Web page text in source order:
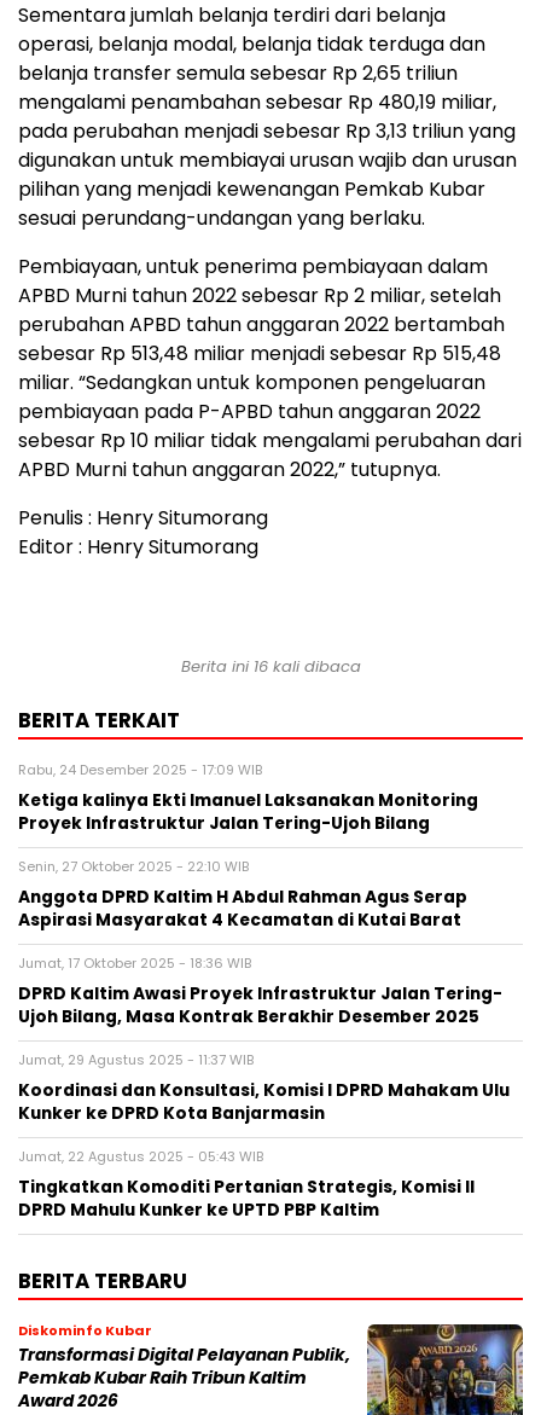
Sementara jumlah belanja terdiri dari belanja
operasi, belanja modal, belanja tidak terduga dan
belanja transfer semula sebesar Rp 2,65 triliun
mengalami penambahan sebesar Rp 480,19 miliar,
pada perubahan menjadi sebesar Rp 3,13 triliun yang
digunakan untuk membiayai urusan wajib dan urusan
pilihan yang menjadi kewenangan Pemkab Kubar
sesuai perundang-undangan yang berlaku.
Pembiayaan, untuk penerima pembiayaan dalam
APBD Murni tahun 2022 sebesar Rp 2 miliar, setelah
perubahan APBD tahun anggaran 2022 bertambah
sebesar Rp 513,48 miliar menjadi sebesar Rp 515,48
miliar. “Sedangkan untuk komponen pengeluaran
pembiayaan pada P-APBD tahun anggaran 2022
sebesar Rp 10 miliar tidak mengalami perubahan dari
APBD Murni tahun anggaran 2022,” tutupnya.
Penulis : Henry Situmorang
Editor : Henry Situmorang
Berita ini 16 kali dibaca
BERITA TERKAIT
Rabu, 24 Desember 2025 - 17:09 WIB
Ketiga kalinya Ekti Imanuel Laksanakan Monitoring
Proyek Infrastruktur Jalan Tering-Ujoh Bilang
Senin, 27 Oktober 2025 - 22:10 WIB
Anggota DPRD Kaltim H Abdul Rahman Agus Serap
Aspirasi Masyarakat 4 Kecamatan di Kutai Barat
Jumat, 17 Oktober 2025 - 18:36 WIB
DPRD Kaltim Awasi Proyek Infrastruktur Jalan Tering-
Ujoh Bilang, Masa Kontrak Berakhir Desember 2025
Jumat, 29 Agustus 2025 - 11:37 WIB
Koordinasi dan Konsultasi, Komisi I DPRD Mahakam Ulu
Kunker ke DPRD Kota Banjarmasin
Jumat, 22 Agustus 2025 - 05:43 WIB
Tingkatkan Komoditi Pertanian Strategis, Komisi II
DPRD Mahulu Kunker ke UPTD PBP Kaltim
BERITA TERBARU
Diskominfo Kubar
Transformasi Digital Pelayanan Publik,
Pemkab Kubar Raih Tribun Kaltim
Award 2026